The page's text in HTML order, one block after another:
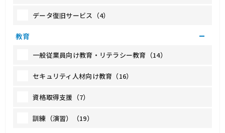
データ復旧サービス（4）
教育
一般従業員向け教育・リテラシー教育（14）
セキュリティ人材向け教育（16）
資格取得支援（7）
訓練（演習）（19）